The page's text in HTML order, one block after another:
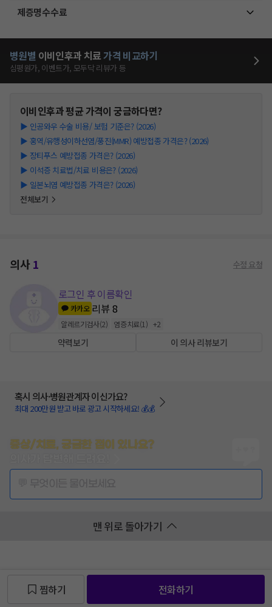
제증명수수료
병원별 이비인후과 치료가격 비교하기
심평원가, 이벤트가, 모두닥 리뷰가 등
이비인후과평균 가격이 궁금하다면?
▶ 인공와우 수술 비용/ 보험 기준은? (2026)
▶ 홍역/유행성이하선염/풍진(MMR) 예방접종 가격은? (2026)
▶ 장티푸스 예방접종 가격은? (2026)
▶ 이석증 치료법/치료 비용은? (2026)
▶ 일본뇌염 예방접종 가격은? (2026)
전체보기
의사1 수정 요청
로그인 후 이름확인
카카오 리뷰8
알레르기검사(2) 염증치료(1 ) +2
약력보기 이 의사 리뷰보기
혹시 의사·병원관계자 이신가요?
최대 200만원 받고 바로 광고 시작하세요! 💰💰
증상/치료, 궁금한 점이 있나요?
맨 위로 돌아가기
찜하기 전화하기